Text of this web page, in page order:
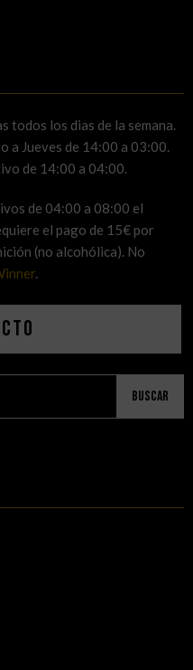
todos los dias de la semana.
a Jueves de 14:00 a 03:00.
de 14:00 a 04:00.
de 04:00 a 08:00 el
el pago de 15€ por
(no alcohólica). No
.
Buscar